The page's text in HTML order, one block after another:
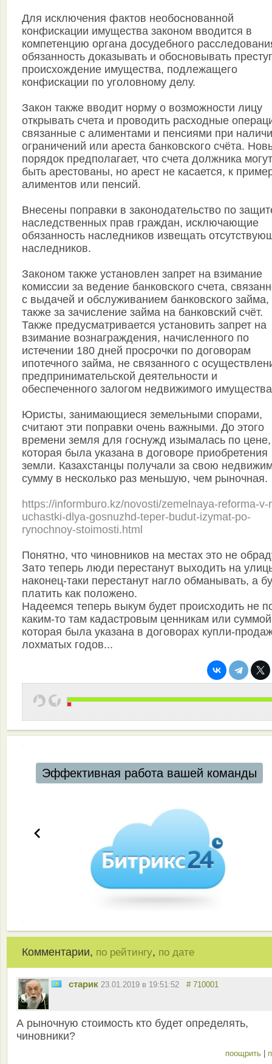
Для исключения фактов необоснованной
конфискации имущества законом вводится в
компетенцию органа досудебного
обязанность доказывать и обосновывать
происхождение имущества, подлежащего
конфискации по уголовному делу.
Закон также вводит норму о возможности лицу
открывать счета и проводить расходные
связанные с алиментами и пенсиями при
ограничений или ареста банковского счёта.
порядок предполагает, что счета должника могут
быть арестованы, но арест не касается, к
алиментов или пенсий.
Внесены поправки в законодательство по
наследственных прав граждан, исключающие
обязанность наследников извещать
наследников.
Законом также установлен запрет на взимание
комиссии за ведение банковского счета,
с выдачей и обслуживанием банковского займа,
также за зачисление займа на банковский счёт.
Также предусматривается установить запрет на
взимание вознаграждения, начисленного по
истечении 180 дней просрочки по договорам
ипотечного займа, не связанного с
предпринимательской деятельности и
обеспеченного залогом недвижимого
Юристы, занимающиеся земельными спорами,
считают эти поправки очень важными. До этого
времени земля для госнужд изымалась по цене,
которая была указана в договоре приобретения
земли. Казахстанцы получали за свою
сумму в несколько раз меньшую, чем рыночная.
https://informburo.kz/novosti/zemelnaya-reforma-v-
uchastki-dlya-gosnuzhd-teper-budut-izymat-po-
rynochnoy-stoimosti.html
Понятно, что чиновников на местах это не
Зато теперь люди перестанут выходить на
наконец-таки перестанут нагло обманывать, а
платить как положено.
Надеемся теперь выкум будет происходить не
каким-то там кадастровым ценникам или
которая была указана в договорах купли-
лохматых годов...
Эффективная работа вашей команды
Комментарии, по рейтингу, по дате
старик 23.01.2019 в 19:51:52 # 710001
А рыночную стоимость кто будет определять,
чиновники?
поощрить